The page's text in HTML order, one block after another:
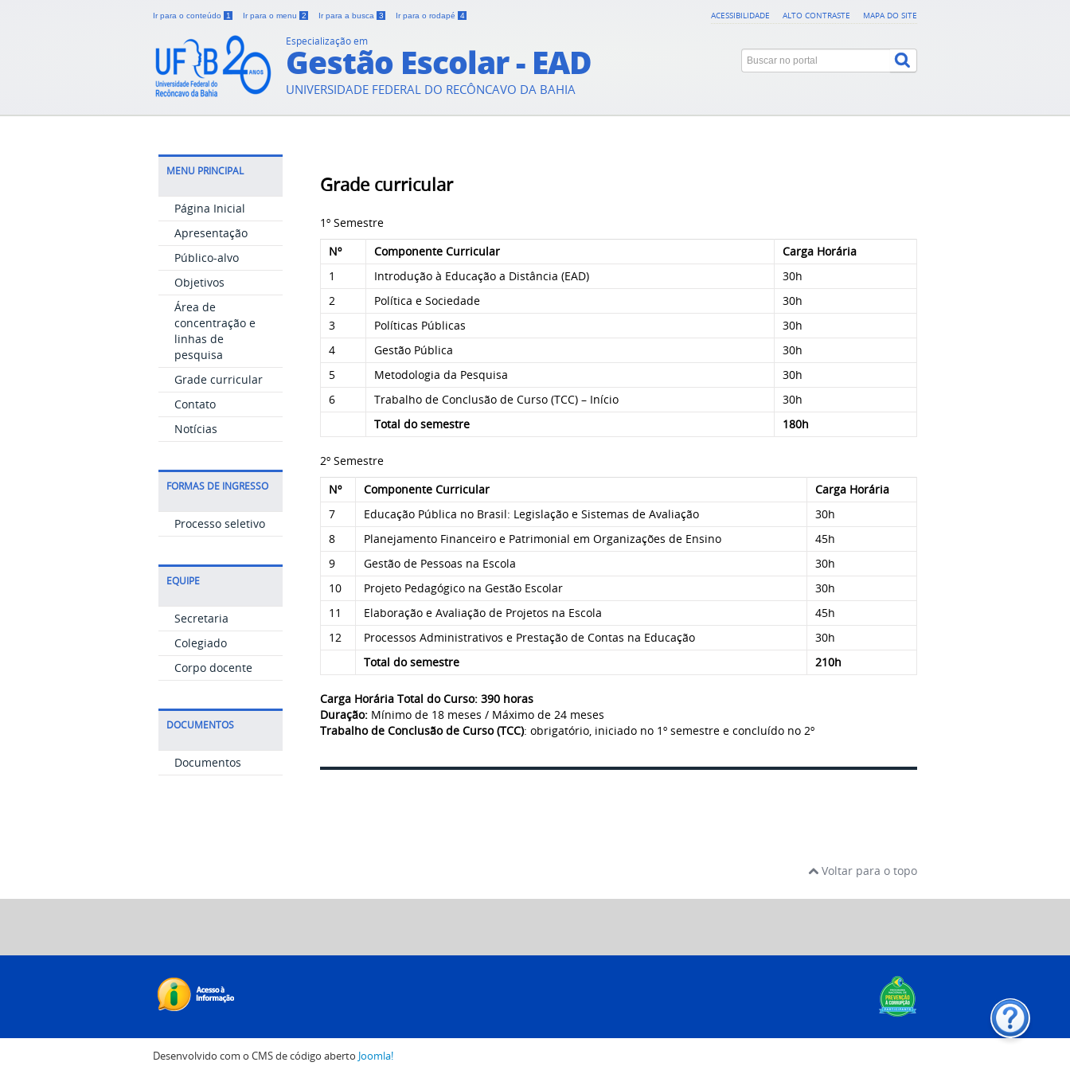
Ir para o conteúdo 1 Ir para o menu 2 Ir para a busca 3 Ir para o rodapé 4 ACESSIBILIDADE ALTO CONTRASTE MAPA DO SITE
Especialização em
Gestão Escolar - EAD
UNIVERSIDADE FEDERAL DO RECÔNCAVO DA BAHIA
MENU PRINCIPAL
Página Inicial
Apresentação
Público-alvo
Objetivos
Área de
concentração e
linhas de
pesquisa
Grade curricular
Contato
Notícias
FORMAS DE INGRESSO
Processo seletivo
EQUIPE
Secretaria
Colegiado
Corpo docente
DOCUMENTOS
Documentos
Grade curricular
1º Semestre
Nº
Componente Curricular
Carga Horária
1
Introdução à Educação a Distância (EAD)
30h
2
Política e Sociedade
30h
3
Políticas Públicas
30h
4
Gestão Pública
30h
5
Metodologia da Pesquisa
30h
6
Trabalho de Conclusão de Curso (TCC) – Início
30h
Total do semestre
180h
2º Semestre
Nº
Componente Curricular
Carga Horária
7
Educação Pública no Brasil: Legislação e Sistemas de Avaliação
30h
8
Planejamento Financeiro e Patrimonial em Organizações de Ensino
45h
9
Gestão de Pessoas na Escola
30h
10
Projeto Pedagógico na Gestão Escolar
30h
11
Elaboração e Avaliação de Projetos na Escola
45h
12
Processos Administrativos e Prestação de Contas na Educação
30h
Total do semestre
210h
Carga Horária Total do Curso: 390 horas
Duração: Mínimo de 18 meses / Máximo de 24 meses
Trabalho de Conclusão de Curso (TCC): obrigatório, iniciado no 1º semestre e concluído no 2º
Voltar para o topo
Desenvolvido com o CMS de código aberto Joomla!